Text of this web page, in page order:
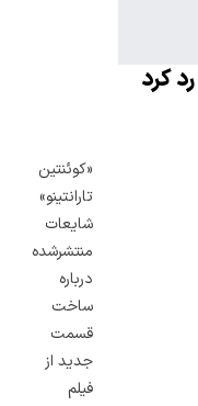
کرد
«کوئنتین
تارانتینو»
شایعات
منتشرشده
درباره
ساخت
قسمت
جدید از
فیلم